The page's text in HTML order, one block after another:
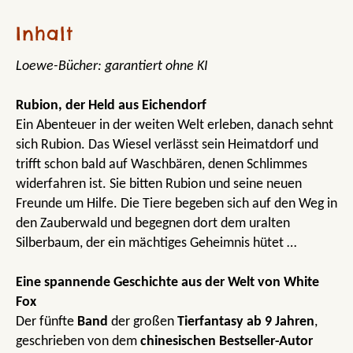
Inhalt
Loewe-Bücher: garantiert ohne KI
Rubion, der Held aus Eichendorf
Ein Abenteuer in der weiten Welt erleben, danach sehnt
sich Rubion. Das Wiesel verlässt sein Heimatdorf und
trifft schon bald auf Waschbären, denen Schlimmes
widerfahren ist. Sie bitten Rubion und seine neuen
Freunde um Hilfe. Die Tiere begeben sich auf den Weg in
den Zauberwald und begegnen dort dem uralten
Silberbaum, der ein mächtiges Geheimnis hütet …
Eine spannende Geschichte aus der Welt von White
Fox
Der fünfte Band der großen Tierfantasy ab 9 Jahren,
geschrieben von dem chinesischen Bestseller-Autor